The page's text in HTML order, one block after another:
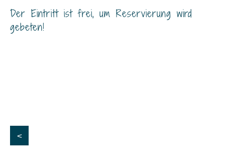
Der Eintritt ist frei, um Reservierung wird
gebeten!
<